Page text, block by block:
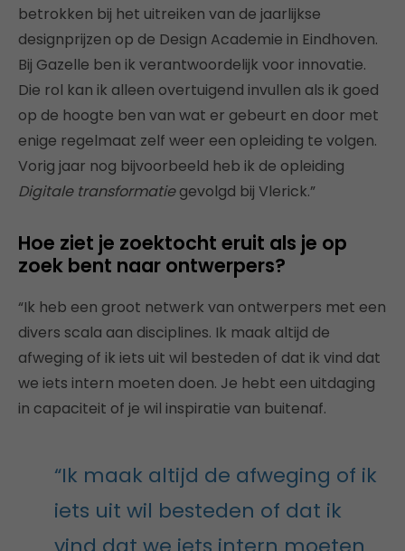
betrokken bij het uitreiken van de jaarlijkse
designprijzen op de Design Academie in Eindhoven.
Bij Gazelle ben ik verantwoordelijk voor innovatie.
Die rol kan ik alleen overtuigend invullen als ik goed
op de hoogte ben van wat er gebeurt en door met
enige regelmaat zelf weer een opleiding te volgen.
Vorig jaar nog bijvoorbeeld heb ik de opleiding
Digitale transformatiegevolgd bij Vlerick.”
Hoe ziet je zoektocht eruit als je op
zoek bent naar ontwerpers?
“Ik heb een groot netwerk van ontwerpers met een
divers scala aan disciplines. Ik maak altijd de
afweging of ik iets uit wil besteden of dat ik vind dat
we iets intern moeten doen. Je hebt een uitdaging
in capaciteit of je wil inspiratie van buitenaf.
“Ik maak altijd de afweging of ik
iets uit wil besteden of dat ik